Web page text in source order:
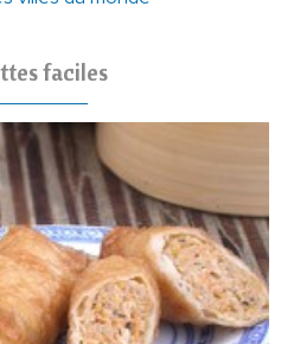
faciles